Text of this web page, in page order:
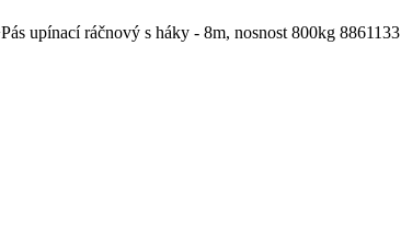
Pás upínací ráčnový s háky - 8m, nosnost 800kg 8861133